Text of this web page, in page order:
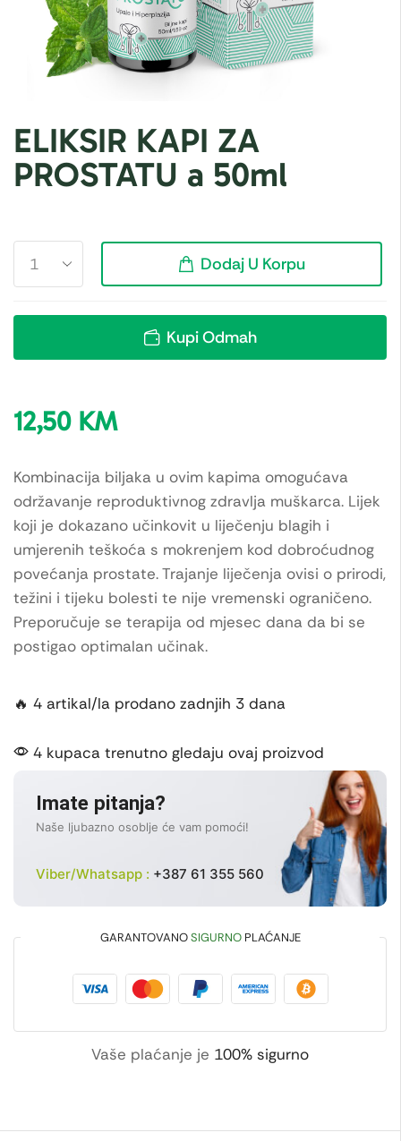
ELIKSIR KAPI ZA
PROSTATU a 50ml
Dodaj U Korpu
Kupi Odmah
12,50 KM
Kombinacija biljaka u ovim kapima omogućava
održavanje reproduktivnog zdravlja muškarca. Lijek
koji je dokazano učinkovit u liječenju blagih i
umjerenih teškoća s mokrenjem kod dobroćudnog
povećanja prostate. Trajanje liječenja ovisi o prirodi,
težini i tijeku bolesti te nije vremenski ograničeno.
Preporučuje se terapija od mjesec dana da bi se
postigao optimalan učinak.
🔥 4 artikal/la prodano zadnjih 3 dana
4 kupaca trenutno gledaju ovaj proizvod
Imate pitanja?
Naše ljubazno osoblje će vam pomoći!
Viber/Whatsapp : +387 61 355 560
GARANTOVANOSIGURNOPLAĆANJE
Vaše plaćanje je 100% sigurno